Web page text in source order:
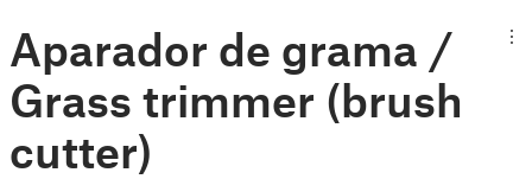
Aparador de grama /
Grass trimmer (brush
cutter)